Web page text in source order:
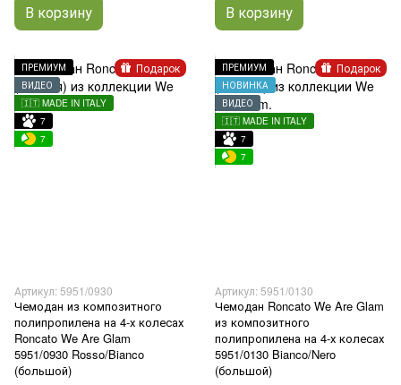
В корзину В корзину
Подарок
ПРЕМИУМ
ВИДЕО
🇮🇹 MADE IN ITALY
7
7
Артикул: 5951/0930
Чемодан из композитного
полипропилена на 4-х колесах
Roncato We Are Glam
5951/0930 Rosso/Bianco
(большой)
Подарок
ПРЕМИУМ
НОВИНКА
ВИДЕО
🇮🇹 MADE IN ITALY
7
7
Артикул: 5951/0130
Чемодан Roncato We Are Glam
из композитного
полипропилена на 4-х колесах
5951/0130 Bianco/Nero
(большой)